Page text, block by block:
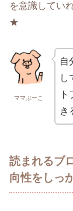
を意識してい
★
ママぶーこ
自
し
き
読まれるブ
向性をしっ